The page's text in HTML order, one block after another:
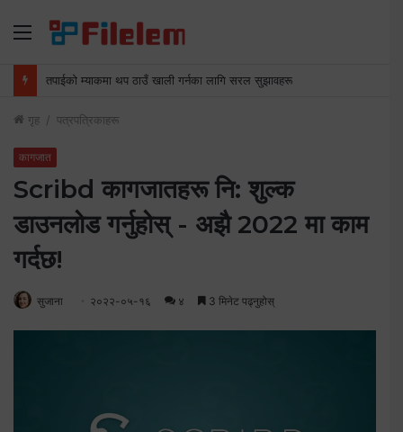
म्याकमा स्क्रिनसटहरू कसरी मेटाउने
गृह / पत्रपत्रिकाहरू
कागजात
Scribd कागजातहरू नि: शुल्क
डाउनलोड गर्नुहोस् - अझै 2022 मा काम
गर्दछ!
सुजाना २०२२-०५-१६ ४ 3 मिनेट पढ्नुहोस्